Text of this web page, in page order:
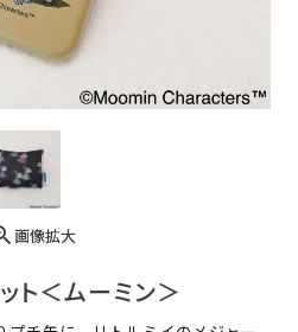
画像拡大
ト＜ムーミン＞